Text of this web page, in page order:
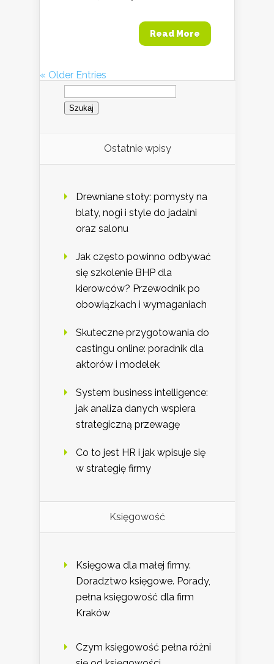
Read More
« Older Entries
Szukaj:
Ostatnie wpisy
Drewniane stoły: pomysły na
blaty, nogi i style do jadalni
oraz salonu
Jak często powinno odbywać
się szkolenie BHP dla
kierowców? Przewodnik po
obowiązkach i wymaganiach
Skuteczne przygotowania do
castingu online: poradnik dla
aktorów i modelek
System business intelligence:
jak analiza danych wspiera
strategiczną przewagę
Co to jest HR i jak wpisuje się
w strategię firmy
Księgowość
Księgowa dla małej firmy.
Doradztwo księgowe. Porady,
pełna księgowość dla firm
Kraków
Czym księgowość pełna różni